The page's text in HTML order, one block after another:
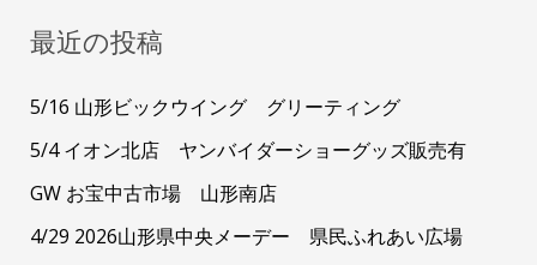
最近の投稿
5/16 山形ビックウイング グリーティング
5/4 イオン北店 ヤンバイダーショーグッズ販売有
GW お宝中古市場 山形南店
4/29 2026山形県中央メーデー 県民ふれあい広場